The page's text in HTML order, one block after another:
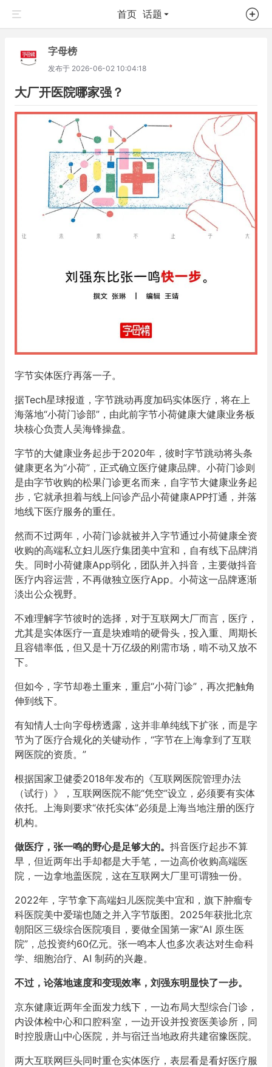
首页 话题
字母榜
发布于 2026-06-02 10:04:18
大厂开医院哪家强？
字节实体医疗再落一子。
据Tech星球报道，字节跳动再度加码实体医疗，将在上
海落地“小荷门诊部”，由此前字节小荷健康大健康业务板
块核心负责人吴海锋操盘。
字节的大健康业务起步于2020年，彼时字节跳动将头条
健康更名为“小荷”，正式确立医疗健康品牌。小荷门诊则
是由字节收购的松果门诊更名而来，自字节大健康业务起
步，它就承担着与线上问诊产品小荷健康APP打通，并落
地线下医疗服务的重任。
然而不过两年，小荷门诊就被并入字节通过小荷健康全资
收购的高端私立妇儿医疗集团美中宜和，自有线下品牌消
失。同时小荷健康App弱化，团队并入抖音，主要做抖音
医疗内容运营，不再做独立医疗App。小荷这一品牌逐渐
淡出公众视野。
不难理解字节彼时的选择，对于互联网大厂而言，医疗，
尤其是实体医疗一直是块难啃的硬骨头，投入重、周期长
且容错率低，但又是十万亿级的刚需市场，啃不动又放不
下。
但如今，字节却卷土重来，重启“小荷门诊”，再次把触角
伸到线下。
有知情人士向字母榜透露，这并非单纯线下扩张，而是字
节为了医疗合规化的关键动作，“字节在上海拿到了互联
网医院的资质。”
根据国家卫健委2018年发布的《互联网医院管理办法
（试行）》，互联网医院不能“凭空”设立，必须要有实体
依托。上海则要求“依托实体”必须是上海当地注册的医疗
机构。
做医疗，张一鸣的野心是足够大的。 抖音医疗起步不算
早，但近两年出手却都是大手笔，一边高价收购高端医
院，一边拿地盖医院，这在互联网大厂里可谓独一份。
2022年，字节拿下高端妇儿医院美中宜和，旗下肿瘤专
科医院美中爱瑞也随之并入字节版图。2025年获批北京
朝阳区三级综合医院项目，要做全国第一家“AI 原生医
院”，总投资约60亿元。张一鸣本人也多次表达对生命科
学、细胞治疗、AI 制药的兴趣。
不过，论落地速度和变现效率，刘强东明显快了一步。
京东健康近两年全面发力线下，一边布局大型综合门诊，
内设体检中心和口腔科室，一边开设并投资医美诊所，同
时控股唐山中心医院，并与宿迁当地政府共建宿豫医院。
两大互联网巨头同时重仓实体医疗，表层看是看好医疗服